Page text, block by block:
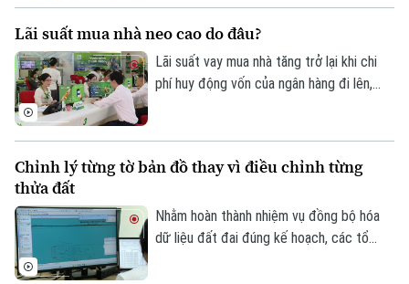
Doanh nghiệp
Căn hộ
Đất đai
Kinh nghiệm
Ô tô
Tàu
Xe máy
Đánh giá
Giáo dục
Tin tức
Tuyển sinh
Hướng nghiệp
Văn hóa
Tin tức
Di tích
Sức khỏe
Y tế
Dinh dưỡng
Tư vấn sức khỏe
Thể thao
Bóng đá
Quần vợt
Giải trí
Tin tức
Đã phát sóng
này.
Lãi suất mua nhà neo cao do đâu?
Lãi suất vay mua nhà tăng trở lại khi chi
phí huy động vốn của ngân hàng đi lên,
Chỉnh lý từng tờ bản đồ thay vì điều chỉnh từng
thửa đất
Nhằm hoàn thành nhiệm vụ đồng bộ hóa
dữ liệu đất đai đúng kế hoạch, các tổ